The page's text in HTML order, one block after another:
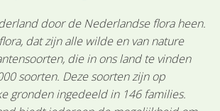
door de Nederlandse flora heen.
dat zijn alle wilde en van nature
die in ons land te vinden
soorten. Deze soorten zijn op
gronden ingedeeld in 146 families.